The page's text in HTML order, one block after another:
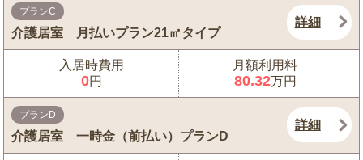
プランC
介護居室 月払いプラン21㎡タイプ
詳細
入居時費用
0円
月額利用料
80.32万円
プランD
介護居室 一時金（前払い）プランD
詳細